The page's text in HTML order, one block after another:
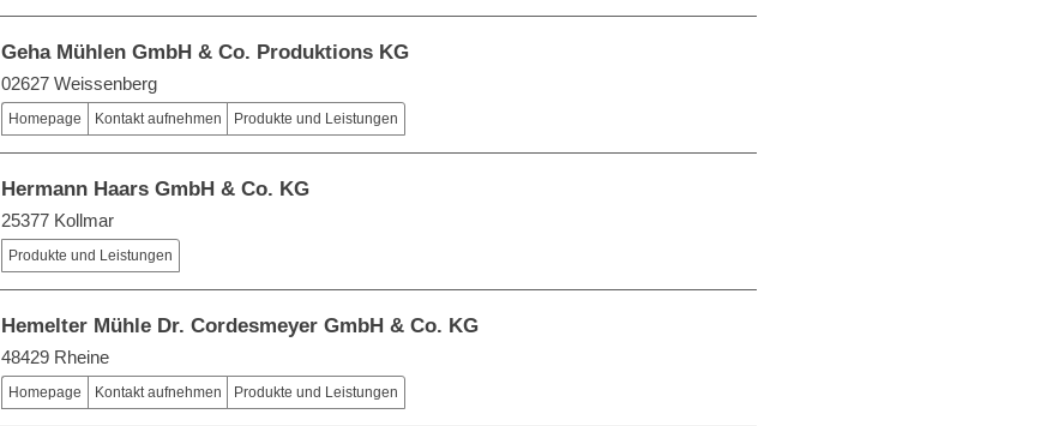
Geha Mühlen GmbH & Co. Produktions KG
02627 Weissenberg
Homepage Kontakt aufnehmen Produkte und Leistungen
Hermann Haars GmbH & Co. KG
25377 Kollmar
Produkte und Leistungen
Hemelter Mühle Dr. Cordesmeyer GmbH & Co. KG
48429 Rheine
Homepage Kontakt aufnehmen Produkte und Leistungen